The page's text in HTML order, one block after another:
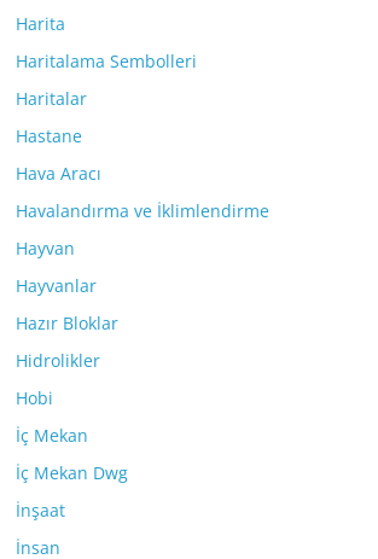
Harita
Haritalama Sembolleri
Haritalar
Hastane
Hava Aracı
Havalandırma ve İklimlendirme
Hayvan
Hayvanlar
Hazır Bloklar
Hidrolikler
Hobi
İç Mekan
İç Mekan Dwg
İnşaat
İnsan